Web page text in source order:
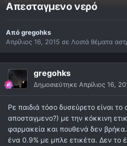
Απεσταγμενο νερό
Απόgregohks
Απρίλιος 16, 2015 σε Λοιπά θέματα
gregohks
Δημοσιεύτηκε Απρίλιος 16,
Ρε παιδιά τόσο δυσεύρετο είναι
αποσταγμενο?) με την κόκκινη
φαρμακεία και πουθενά δεν
ένα 0.9% με μπλε ετικέτα. Δεν το